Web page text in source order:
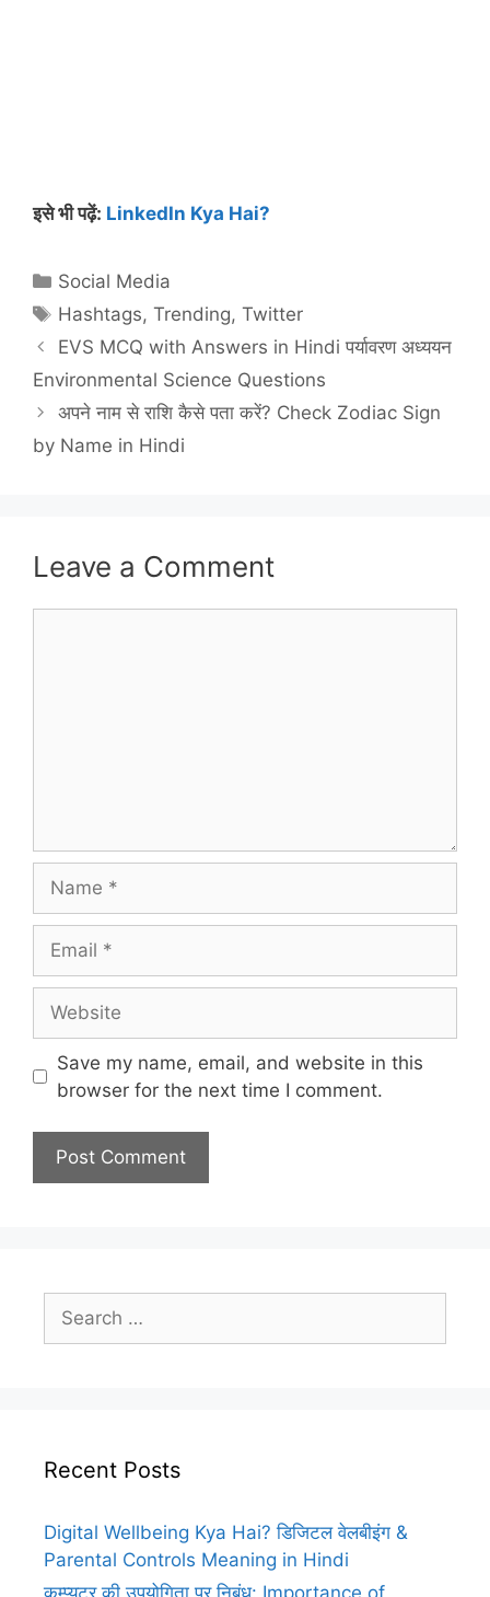
इसे भी पढ़ें: LinkedIn Kya Hai?
Categories
Social Media
Tags
Hashtags,Trending,Twitter
EVS MCQ with Answers in Hindi पर्यावरण अध्ययन
Environmental Science Questions
अपने नाम से राशि कैसे पता करें? Check Zodiac Sign
by Name in Hindi
Leave a Comment
Save my name, email, and website in this
browser for the next time I comment.
Search
for:
Recent Posts
Digital Wellbeing Kya Hai? डिजिटल वेलबीइंग &
Parental Controls Meaning in Hindi
कम्प्यूटर की उपयोगिता पर निबंध: Importance of